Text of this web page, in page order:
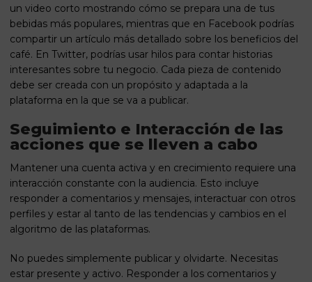
un video corto mostrando cómo se prepara una de tus
bebidas más populares, mientras que en Facebook podrías
compartir un artículo más detallado sobre los beneficios del
café. En Twitter, podrías usar hilos para contar historias
interesantes sobre tu negocio. Cada pieza de contenido
debe ser creada con un propósito y adaptada a la
plataforma en la que se va a publicar.
Seguimiento e Interacción de las
acciones que se lleven a cabo
Mantener una cuenta activa y en crecimiento requiere una
interacción constante con la audiencia. Esto incluye
responder a comentarios y mensajes, interactuar con otros
perfiles y estar al tanto de las tendencias y cambios en el
algoritmo de las plataformas.
No puedes simplemente publicar y olvidarte. Necesitas
estar presente y activo. Responder a los comentarios y